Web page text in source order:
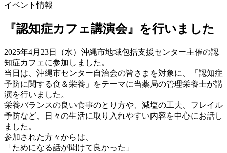
イベント情報
『認知症カフェ講演会』を行いました
2025年4月23日（水）沖縄市地域包括支援センター主催の認
知症カフェに参加しました。
当日は、沖縄市センター自治会の皆さまを対象に、「認知症
予防に関する食＆栄養」をテーマに当薬局の管理栄養士が講
演を行いました。
栄養バランスの良い食事のとり方や、減塩の工夫、フレイル
予防など、日々の生活に取り入れやすい内容を中心にお話し
ました。
参加された方々からは、
「ためになる話が聞けて良かった」